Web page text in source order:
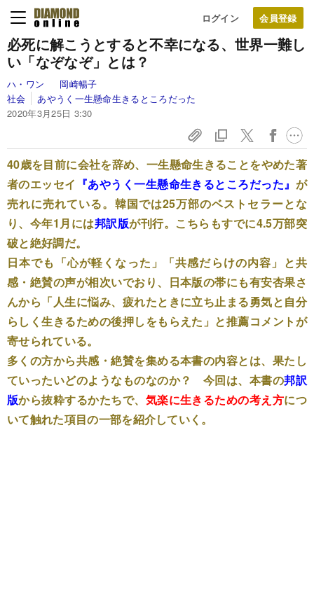
ログイン
必死に解こうとすると不幸になる、世界一難し
い「なぞなぞ」とは？
ハ・ワン
岡崎暢子
社会
あやうく一生懸命生きるところだった
2020年3月25日 3:30
40歳を目前に会社を辞め、一生懸命生きることをやめた著
者のエッセイ 『あやうく一生懸命生きるところだった』 が
売れに売れている。韓国では25万部のベストセラーとな
り、今年1月には邦訳版が刊行。こちらもすでに4.5万部突
破と絶好調だ。
日本でも「心が軽くなった」「共感だらけの内容」と共
感・絶賛の声が相次いでおり、日本版の帯にも有安杏果さ
んから「人生に悩み、疲れたときに立ち止まる勇気と自分
らしく生きるための後押しをもらえた」と推薦コメントが
寄せられている。
多くの方から共感・絶賛を集める本書の内容とは、果たし
ていったいどのようなものなのか？ 今回は、本書の邦訳
版から抜粋するかたちで、 気楽に生きるための考え方につ
いて触れた項目の一部を紹介していく。